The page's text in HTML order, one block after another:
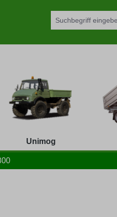
Unimog